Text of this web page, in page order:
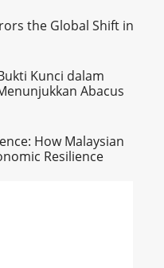
the Global Shift in
Kunci dalam
Abacus
How Malaysian
Resilience